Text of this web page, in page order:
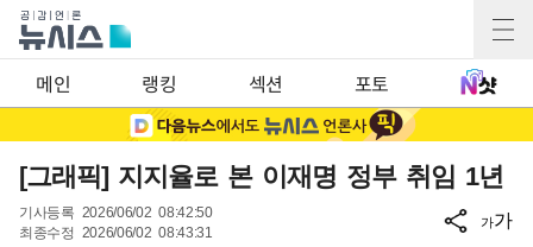
메인 랭킹 섹션 포토
[그래픽] 지지율로 본 이재명 정부 취임 1년
기사등록 2026/06/02 08:42:50
최종수정 2026/06/02 08:43:31
가가